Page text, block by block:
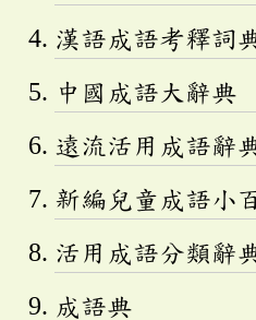
漢語成語考釋詞
中國成語大辭典
遠流活用成語辭
新編兒童成語小
活用成語分類辭
成語典